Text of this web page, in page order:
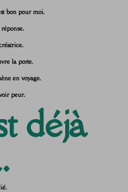
bon pour moi.
la porte.
en voyage.
peur.
déjà